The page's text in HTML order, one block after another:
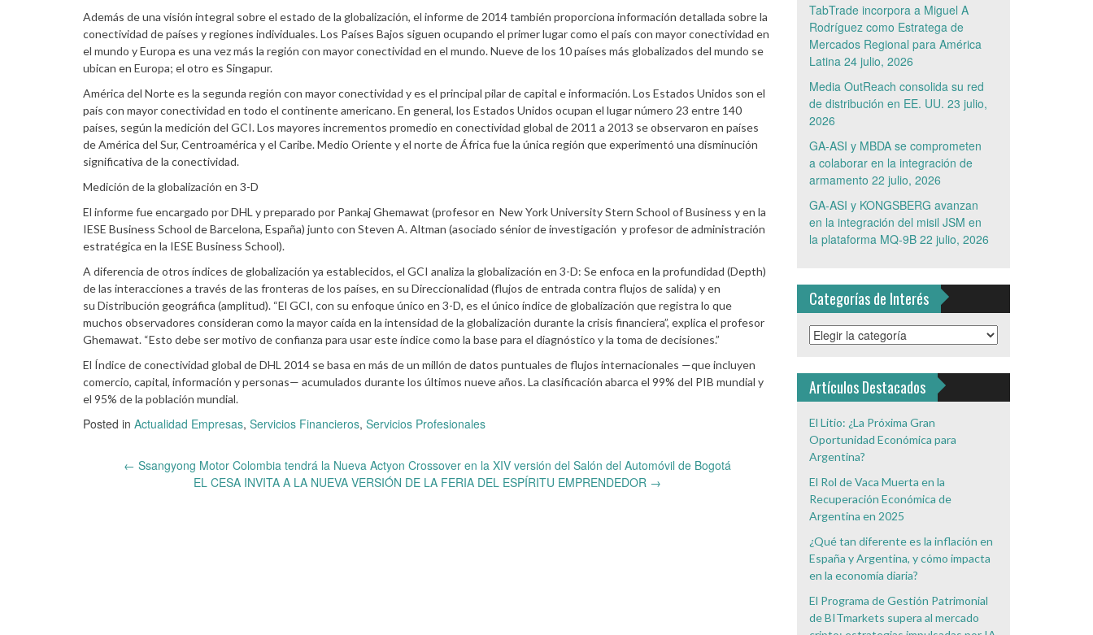
Además de una visión integral sobre el estado de la globalización, el informe de 2014 también proporciona información detallada sobre la
conectividad de países y regiones individuales. Los Países Bajos siguen ocupando el primer lugar como el país con mayor conectividad en
el mundo y Europa es una vez más la región con mayor conectividad en el mundo. Nueve de los 10 países más globalizados del mundo se
ubican en Europa; el otro es Singapur.
América del Norte es la segunda región con mayor conectividad y es el principal pilar de capital e información. Los Estados Unidos son el
país con mayor conectividad en todo el continente americano. En general, los Estados Unidos ocupan el lugar número 23 entre 140
países, según la medición del GCI. Los mayores incrementos promedio en conectividad global de 2011 a 2013 se observaron en países
de América del Sur, Centroamérica y el Caribe. Medio Oriente y el norte de África fue la única región que experimentó una disminución
significativa de la conectividad.
Medición de la globalización en 3-D
El informe fue encargado por DHL y preparado por Pankaj Ghemawat (profesor en New York University Stern School of Business y en la
IESE Business School de Barcelona, España) junto con Steven A. Altman (asociado sénior de investigación y profesor de administración
estratégica en la IESE Business School).
A diferencia de otros índices de globalización ya establecidos, el GCI analiza la globalización en 3-D: Se enfoca en la profundidad (Depth)
de las interacciones a través de las fronteras de los países, en su Direccionalidad (flujos de entrada contra flujos de salida) y en
su Distribución geográfica (amplitud). “El GCI, con su enfoque único en 3-D, es el único índice de globalización que registra lo que
muchos observadores consideran como la mayor caída en la intensidad de la globalización durante la crisis financiera”, explica el profesor
Ghemawat. “Esto debe ser motivo de confianza para usar este índice como la base para el diagnóstico y la toma de decisiones.”
El Índice de conectividad global de DHL 2014 se basa en más de un millón de datos puntuales de flujos internacionales —que incluyen
comercio, capital, información y personas— acumulados durante los últimos nueve años. La clasificación abarca el 99% del PIB mundial y
el 95% de la población mundial.
Posted in Actualidad Empresas, Servicios Financieros, Servicios Profesionales
Post← Ssangyong Motor Colombia tendrá la Nueva Actyon Crossover en la XIV versión del Salón del Automóvil de Bogotá
EL CESA INVITA A LA NUEVA VERSIÓN DE LA FERIA DEL ESPÍRITU EMPRENDEDOR →
TabTrade incorpora a Miguel A
Rodríguez como Estratega de
Mercados Regional para América
Latina 24 julio, 2026
Media OutReach consolida su red
de distribución en EE. UU. 23 julio,
2026
GA-ASI y MBDA se comprometen
a colaborar en la integración de
armamento 22 julio, 2026
GA-ASI y KONGSBERG avanzan
en la integración del misil JSM en
la plataforma MQ-9B 22 julio, 2026
Categorías de Interés
Categorías
de
Artículos Destacados
El Litio: ¿La Próxima Gran
Oportunidad Económica para
Argentina?
El Rol de Vaca Muerta en la
Recuperación Económica de
Argentina en 2025
¿Qué tan diferente es la inflación en
España y Argentina, y cómo impacta
en la economía diaria?
El Programa de Gestión Patrimonial
de BITmarkets supera al mercado